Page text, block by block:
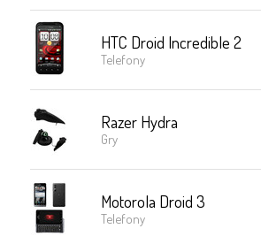
HTC Droid Incredible 2
Telefony
Razer Hydra
Gry
Motorola Droid 3
Telefony